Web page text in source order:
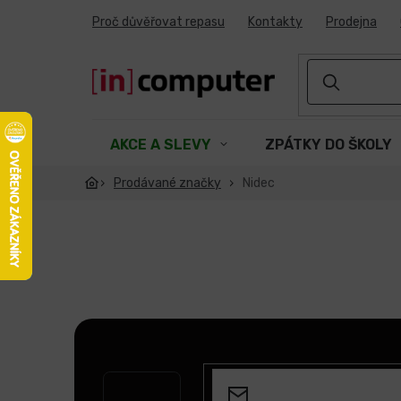
Proč důvěřovat repasu Kontakty Prodejna
AKCE A SLEVY ZPÁTKY DO ŠKOLY
Prodávané značky Nidec